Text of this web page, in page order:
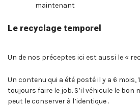
maintenant
Le recyclage temporel
Un de nos préceptes ici est aussi le «
Un contenu qui a été posté il y a 6 mois,
toujours faire le job. S’il véhicule le bon
peut le conserver à l’identique .